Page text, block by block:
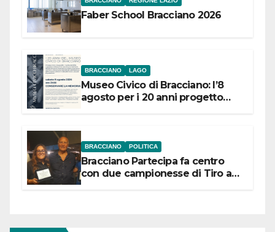
Faber School Bracciano 2026
BRACCIANO LAGO
Museo Civico di Bracciano: l’8
agosto per i 20 anni progetto
BRACCIANO POLITICA
Bracciano Partecipa fa centro
con due campionesse di Tiro a